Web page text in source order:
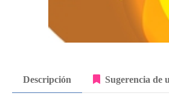
Descripción Sugerencia de